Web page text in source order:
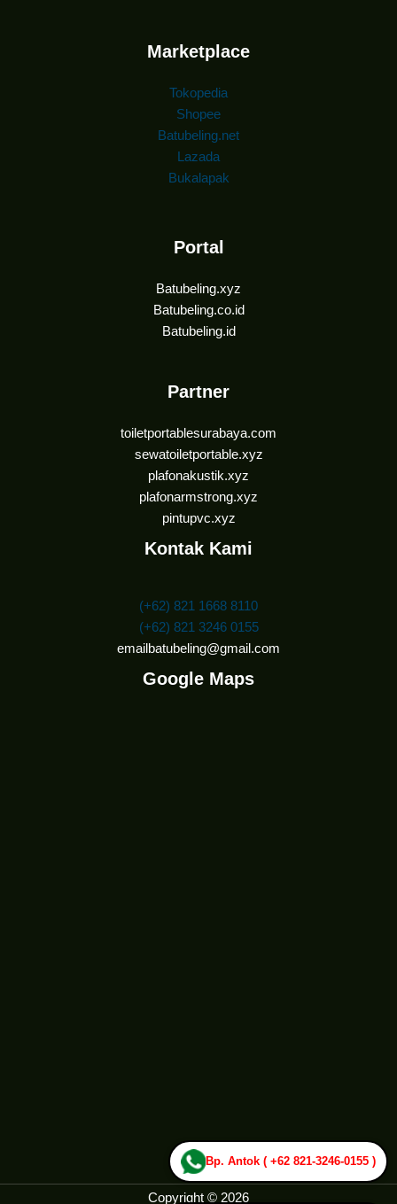
Marketplace
Tokopedia
Shopee
Batubeling.net
Lazada
Bukalapak
Bp. Antok ( +62 821-3246-0155 )
Portal
Batubeling.xyz
Batubeling.co.id
Batubeling.id
Partner
toiletportablesurabaya.com
sewatoiletportable.xyz
plafonakustik.xyz
plafonarmstrong.xyz
pintupvc.xyz
Kontak Kami
(+62) 821 1668 8110
(+62) 821 3246 0155
emailbatubeling@gmail.com
Google Maps
Copyright © 2026